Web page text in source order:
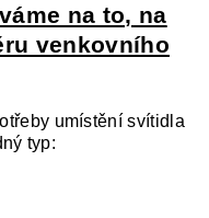
na to, na
venkovního
umístění svítidla
typ: